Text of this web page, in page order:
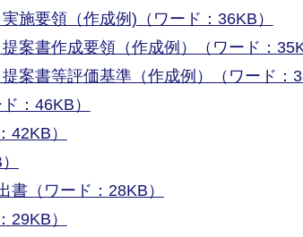
施要領（作成例)（ワード：36KB）
案書作成要領（作成例）（ワード：
案書等評価基準（作成例）（ワード：
：46KB）
42KB）
書（ワード：28KB）
29KB）